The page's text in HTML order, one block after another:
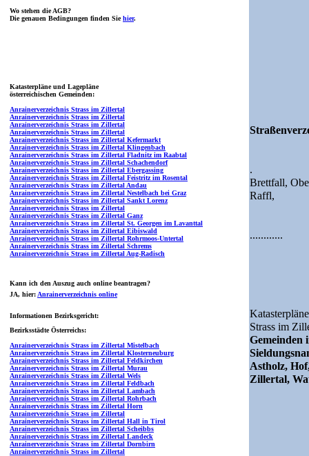
Wo stehen die AGB?
Die genauen Bedingungen finden Siehier.
Katasterpläne und Lagepläne
österreichischen Gemeinden:
Anrainerverzeichnis Strass im Zillertal
Anrainerverzeichnis Strass im Zillertal
Anrainerverzeichnis Strass im Zillertal
Anrainerverzeichnis Strass im Zillertal
Anrainerverzeichnis Strass im Zillertal Kefermarkt
Anrainerverzeichnis Strass im Zillertal Klingenbach
Anrainerverzeichnis Strass im Zillertal Fladnitz im Raabtal
Anrainerverzeichnis Strass im Zillertal Schachendorf
Anrainerverzeichnis Strass im Zillertal Ebergassing
Anrainerverzeichnis Strass im Zillertal Feistritz im Rosental
Anrainerverzeichnis Strass im Zillertal Andau
Anrainerverzeichnis Strass im Zillertal Nestelbach bei Graz
Anrainerverzeichnis Strass im Zillertal Sankt Lorenz
Anrainerverzeichnis Strass im Zillertal
Anrainerverzeichnis Strass im Zillertal Ganz
Anrainerverzeichnis Strass im Zillertal St. Georgen im Lavanttal
Anrainerverzeichnis Strass im Zillertal Eibiswald
Anrainerverzeichnis Strass im Zillertal Rohrmoos-Untertal
Anrainerverzeichnis Strass im Zillertal Schrems
Anrainerverzeichnis Strass im Zillertal Aug-Radisch
Kann ich den Auszug auch online beantragen?
JA, hier: Anrainerverzeichnis online
Informationen Bezirksgericht:
Bezirksstädte Österreichs:
Anrainerverzeichnis Strass im Zillertal Mistelbach
Anrainerverzeichnis Strass im Zillertal Klosterneuburg
Anrainerverzeichnis Strass im Zillertal Feldkirchen
Anrainerverzeichnis Strass im Zillertal Murau
Anrainerverzeichnis Strass im Zillertal Wels
Anrainerverzeichnis Strass im Zillertal Feldbach
Anrainerverzeichnis Strass im Zillertal Lambach
Anrainerverzeichnis Strass im Zillertal Rohrbach
Anrainerverzeichnis Strass im Zillertal Horn
Anrainerverzeichnis Strass im Zillertal
Anrainerverzeichnis Strass im Zillertal Hall in Tirol
Anrainerverzeichnis Strass im Zillertal Scheibbs
Anrainerverzeichnis Strass im Zillertal Landeck
Anrainerverzeichnis Strass im Zillertal Dornbirn
Anrainerverzeichnis Strass im Zillertal
.
Brettfall,
Raffl,
............
Strass im
Gemeinden
Astholz,
Zillertal,